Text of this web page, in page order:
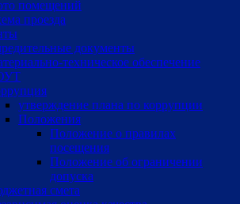
помещений
проезда
документы
техническое обеспечение
утверждение плана по коррупции
Положения
Положение о правилах
посещения
Положение об ограничении
допуска
смета